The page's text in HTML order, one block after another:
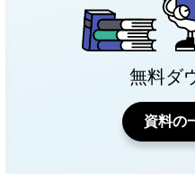
無料ダ
資料の